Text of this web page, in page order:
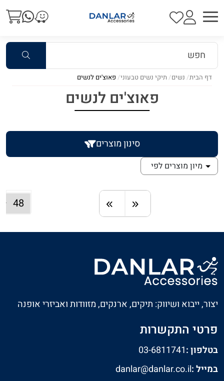
דף הבית נשים תיקי נשים טבעוני פאוצ'ים לנשים
פאוצ'ים לנשים
סינון מוצרים
מיון מוצרים לפי
יצור, ייבוא ושיווק: תיקים, ארנקים, מזוודות ואביזרי אופנה
פרטי התקשרות
בטלפון :03-6811741
במייל :danlar@danlar.co.il